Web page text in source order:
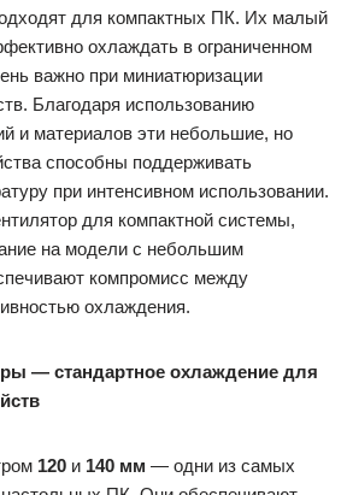
для компактных ПК. Их малый
охлаждать в ограниченном
важно при миниатюризации
Благодаря использованию
и материалов эти небольшие, но
способны поддерживать
при интенсивном использовании.
для компактной системы,
на модели с небольшим
компромисс между
охлаждения.
— стандартное охлаждение для
120 и 140 мм — одни из самых